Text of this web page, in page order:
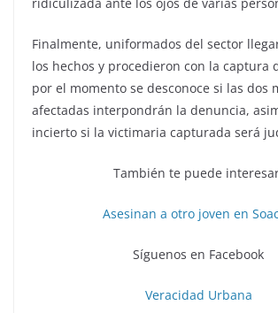
Finalmente, uniformados del sector
los hechos y procedieron con la captura
por el momento se desconoce si las dos
afectadas interpondrán la denuncia,
incierto si la victimaria capturada será
También te puede
Asesinan a otro joven en
Síguenos en Facebook
Veracidad Urbana